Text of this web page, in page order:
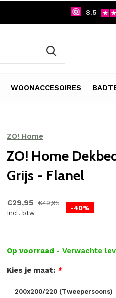
WOONACCESOIRES
8.5
ZO! Home
ZO! Home
Grijs - Flanel
€29,95 €49,95
Incl. btw
-40%
Op voorraad - Verwachte
Kies je maat: *